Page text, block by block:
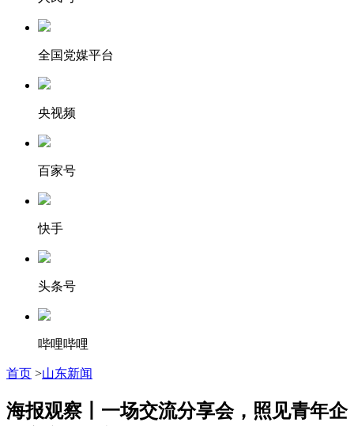
全国党媒平台
央视频
百家号
快手
头条号
哔哩哔哩
首页 >山东新闻
海报观察丨一场交流分享会，照见青年企